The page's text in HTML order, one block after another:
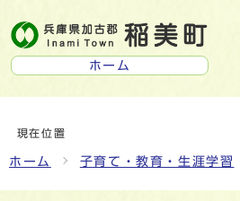
ホーム
現在位置
ホーム 子育て・教育・生涯学習